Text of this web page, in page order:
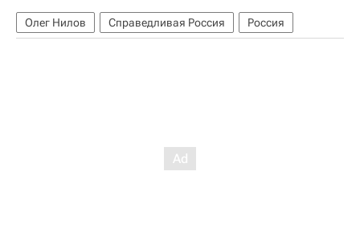
Олег Нилов Справедливая Россия Россия